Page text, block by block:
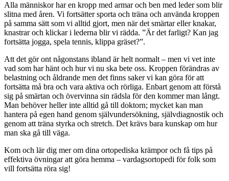
Alla människor har en kropp med armar och ben med leder som blir
slitna med åren. Vi fortsätter sporta och träna och använda kroppen
på samma sätt som vi alltid gjort, men när det smärtar eller knakar,
knastrar och klickar i lederna blir vi rädda. ”Är det farligt? Kan jag
fortsätta jogga, spela tennis, klippa gräset?”.
Att det gör ont någonstans ibland är helt normalt – men vi vet inte
vad som har hänt och hur vi nu ska bete oss. Kroppen förändras av
belastning och åldrande men det finns saker vi kan göra för att
fortsätta må bra och vara aktiva och rörliga. Enbart genom att förstå
sig på smärtan och övervinna sin rädsla för den kommer man långt.
Man behöver heller inte alltid gå till doktorn; mycket kan man
hantera på egen hand genom självundersökning, självdiagnostik och
genom att träna styrka och stretch. Det krävs bara kunskap om hur
man ska gå till väga.
Kom och lär dig mer om dina ortopediska krämpor och få tips på
effektiva övningar att göra hemma – vardagsortopedi för folk som
vill fortsätta röra sig!